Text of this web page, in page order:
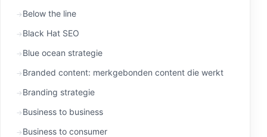
Below the line
Black Hat SEO
Blue ocean strategie
Branded content: merkgebonden content die werkt
Branding strategie
Business to business
Business to consumer